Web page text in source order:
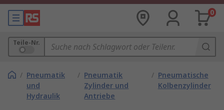
0
Teile-Nr.
/ Pneumatik
und
Hydraulik
/ Pneumatik
Zylinder und
Antriebe
/ Pneumatische
Kolbenzylinder